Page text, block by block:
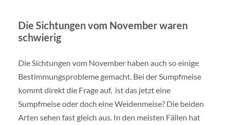
Die Sichtungen vom November waren
schwierig
Die Sichtungen vom November haben auch so einige
Bestimmungsprobleme gemacht. Bei der Sumpfmeise
kommt direkt die Frage auf, ist das jetzt eine
Sumpfmeise oder doch eine Weidenmeise? Die beiden
Arten sehen fast gleich aus. In den meisten Fällen hat